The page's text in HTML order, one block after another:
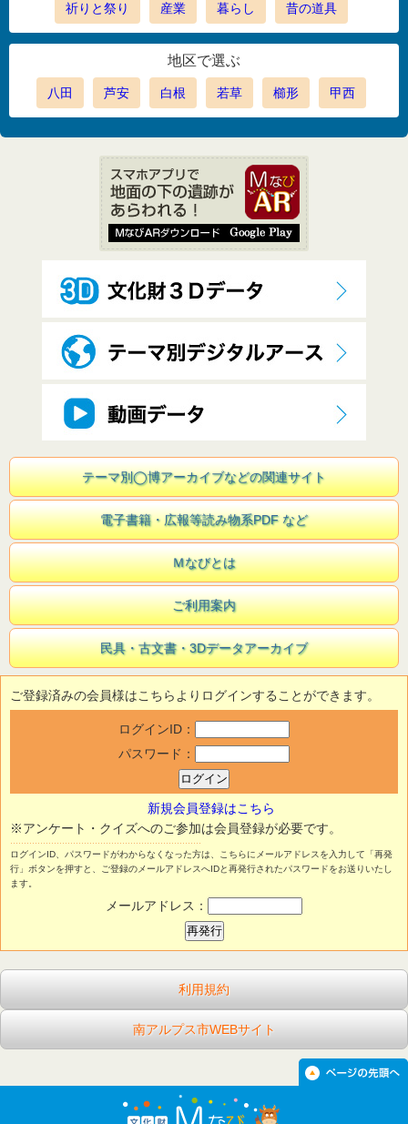
祈りと祭り 産業 暮らし 昔の道具
地区で選ぶ
八田 芦安 白根 若草 櫛形 甲西
テーマ別◯博アーカイブなどの関連サイト
電子書籍・広報等読み物系PDF など
Ｍなびとは
ご利用案内
民具・古文書・3Dデータアーカイブ
ご登録済みの会員様はこちらよりログインすることができます。
ログインID：
パスワード：
新規会員登録はこちら
※アンケート・クイズへのご参加は会員登録が必要です。
ログインID、パスワードがわからなくなった方は、こちらにメールアドレスを入力して「再発
行」ボタンを押すと、ご登録のメールアドレスへIDと再発行されたパスワードをお送りいたし
ます。
メールアドレス：
利用規約
南アルプス市WEBサイト